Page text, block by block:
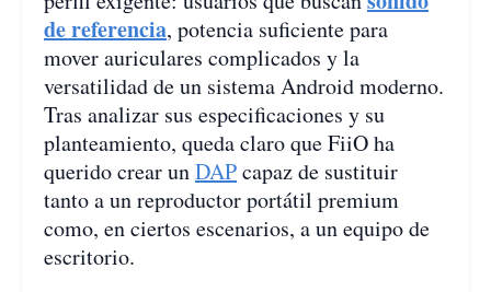
de referencia, potencia suficiente para
mover auriculares complicados y la
versatilidad de un sistema Android moderno.
Tras analizar sus especificaciones y su
planteamiento, queda claro que FiiO ha
querido crear unDAPcapaz de sustituir
tanto a un reproductor portátil premium
como, en ciertos escenarios, a un equipo de
escritorio.